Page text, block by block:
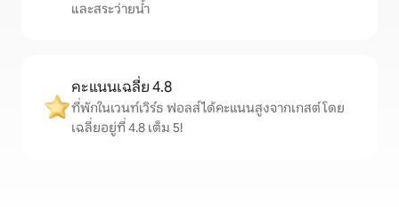
และสระว่ายน้ำ
คะแนนเฉลี่ย 4.8
ที่พักในเวนท์เวิร์ธ ฟอลส์ได้คะแนนสูงจากเกสต์ โดย
เฉลี่ยอยู่ที่ 4.8 เต็ม 5!